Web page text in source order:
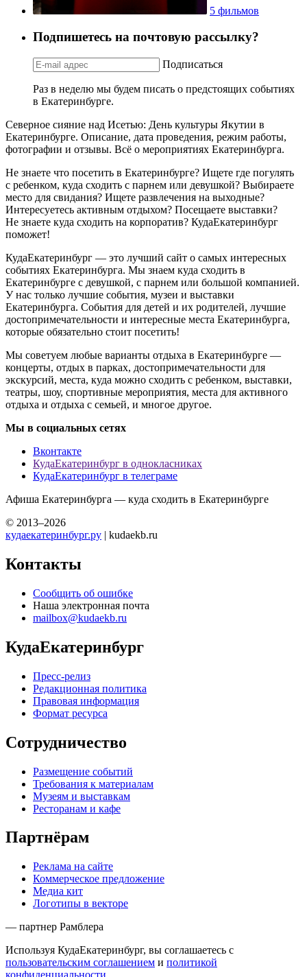
5 фильмов
Подпишетесь на почтовую рассылку?
Подписаться
Раз в неделю мы будем писать о предстоящих событиях
в Екатеринбурге.
Северное сияние над Исетью: День культуры Якутии в
Екатеринбурге. Описание, дата проведения, режим работы,
фотографии и отзывы. Всё о мероприятиях Екатеринбурга.
Не знаете что посетить в Екатеринбурге? Ищете где погулять
с ребенком, куда сходить с парнем или девушкой? Выбираете
место для свидания? Ищете развлечения на выходные?
Интересуетесь активным отдыхом? Посещаете выставки?
Не знаете куда сходить на корпоратив? КудаЕкатеринбург
поможет!
КудаЕкатеринбург — это лучший сайт о самых интересных
событиях Екатеринбурга. Мы знаем куда сходить в
Екатеринбурге с девушкой, с парнем или большой компанией.
У нас только лучшие события, музеи и выставки
Екатеринбурга. События для детей и их родителей, лучшие
достопримечательности и интересные места Екатеринбурга,
которые обязательно стоит посетить!
Мы советуем любые варианты отдыха в Екатеринбурге —
концерты, отдых в парках, достопримечательности для
экскурсий, места, куда можно сходить с ребенком, выставки,
театры, шоу, спортивные мероприятия, места для активного
отдыха и отдыха с семьей, и многое другое.
Мы в социальных сетях
Вконтакте
КудаЕкатеринбург в однокласниках
КудаЕкатеринбург в телеграме
Афиша Екатеринбурга — куда сходить в Екатеринбурге
© 2013–2026
кудаекатеринбург.ру | kudaekb.ru
Контакты
Сообщить об ошибке
Наша электронная почта
mailbox@kudaekb.ru
КудаЕкатеринбург
Пресс-релиз
Редакционная политика
Правовая информация
Формат ресурса
Сотрудничество
Размещение событий
Требования к материалам
Музеям и выставкам
Ресторанам и кафе
Партнёрам
Реклама на сайте
Коммерческое предложение
Медиа кит
Логотипы в векторе
— партнер Рамблера
Используя КудаЕкатеринбург, вы соглашаетесь с
пользовательским соглашением и политикой